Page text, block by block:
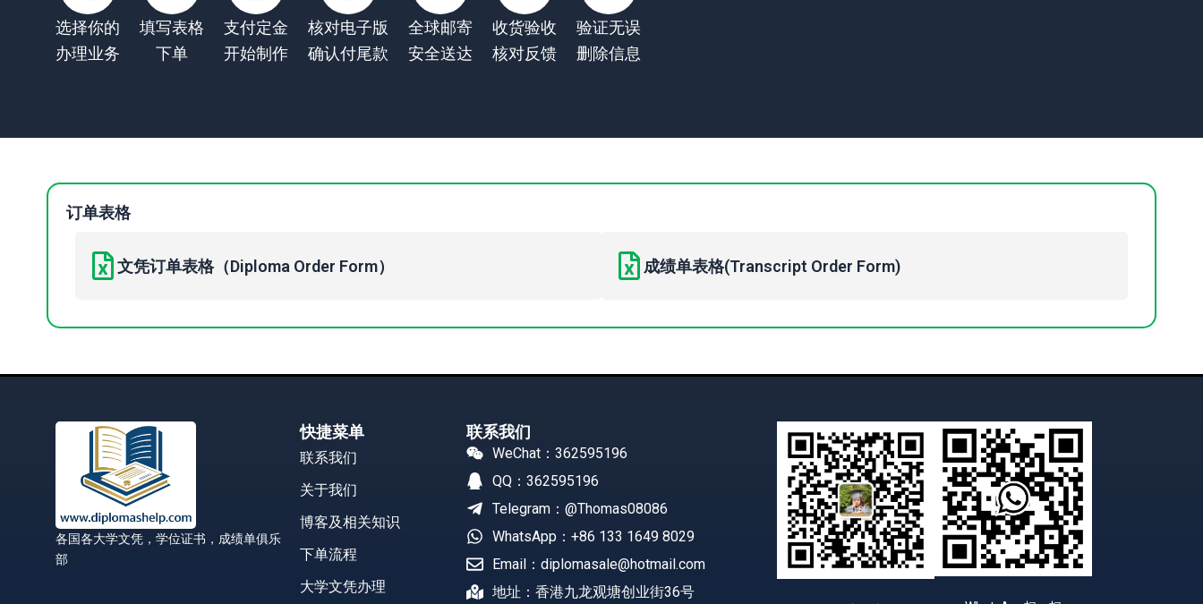
选择你的
办理业务
填写表格
下单
支付定金
开始制作
核对电子版
确认付尾款
全球邮寄
安全送达
收货验收
核对反馈
验证无误
删除信息
订单表格
文凭订单表格（Diploma Order Form） 成绩单表格(Transcript Order Form)
各国各大学文凭，学位证书，成绩单俱乐
部
快捷菜单
联系我们
关于我们
博客及相关知识
下单流程
大学文凭办理
联系我们
WeChat：362595196
QQ：362595196
Telegram：@Thomas08086
WhatsApp：+86 133 1649 8029
Email：diplomasale@hotmail.com
地址：香港九龙观塘创业街36号